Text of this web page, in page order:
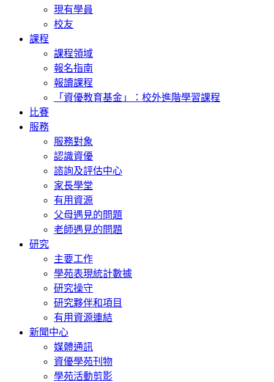
現有學員
校友
課程
課程領域
報名指南
報讀課程
「資優教育基金」：校外進階學習課程
比賽
服務
服務對象
認識資優
諮詢及評估中心
家長學堂
有用資源
父母遇見的問題
老師遇見的問題
研究
主要工作
學苑表現統計數據
研究操守
研究夥伴和項目
有用資源連結
新聞中心
媒體通訊
資優學苑刊物
學苑活動剪影